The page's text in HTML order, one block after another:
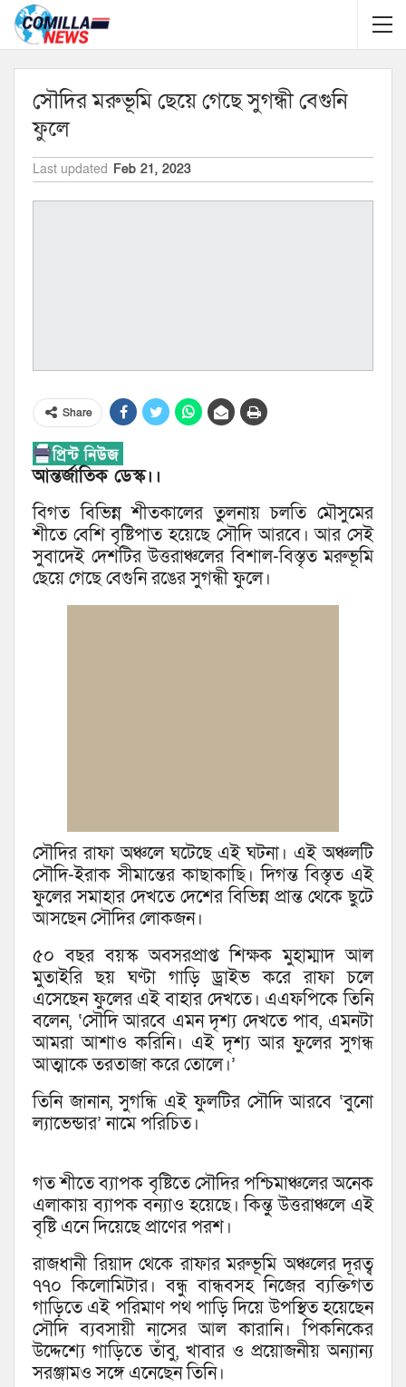
সৌদির মরুভূমি ছেয়ে গেছে সুগন্ধী বেগুনি
ফুলে
Last updated Feb 21, 2023
Share
আন্তর্জাতিক ডেস্ক।।
বিগত বিভিন্ন শীতকালের তুলনায় চলতি মৌসুমের
শীতে বেশি বৃষ্টিপাত হয়েছে সৌদি আরবে। আর সেই
সুবাদেই দেশটির উত্তরাঞ্চলের বিশাল-বিস্তৃত মরুভূমি
ছেয়ে গেছে বেগুনি রঙের সুগন্ধী ফুলে।
সৌদির রাফা অঞ্চলে ঘটেছে এই ঘটনা। এই অঞ্চলটি
সৌদি-ইরাক সীমান্তের কাছাকাছি। দিগন্ত বিস্তৃত এই
ফুলের সমাহার দেখতে দেশের বিভিন্ন প্রান্ত থেকে ছুটে
আসছেন সৌদির লোকজন।
৫০ বছর বয়স্ক অবসরপ্রাপ্ত শিক্ষক মুহাম্মাদ আল
মুতাইরি ছয় ঘণ্টা গাড়ি ড্রাইভ করে রাফা চলে
এসেছেন ফুলের এই বাহার দেখতে। এএফপিকে তিনি
বলেন, ‘সৌদি আরবে এমন দৃশ্য দেখতে পাব, এমনটা
আমরা আশাও করিনি। এই দৃশ্য আর ফুলের সুগন্ধ
আত্মাকে তরতাজা করে তোলে।’
তিনি জানান, সুগন্ধি এই ফুলটির সৌদি আরবে ‘বুনো
ল্যাভেন্ডার’ নামে পরিচিত।
গত শীতে ব্যাপক বৃষ্টিতে সৌদির পশ্চিমাঞ্চলের অনেক
এলাকায় ব্যাপক বন্যাও হয়েছে। কিন্তু উত্তরাঞ্চলে এই
বৃষ্টি এনে দিয়েছে প্রাণের পরশ।
রাজধানী রিয়াদ থেকে রাফার মরুভূমি অঞ্চলের দূরত্ব
৭৭০ কিলোমিটার। বন্ধু বান্ধবসহ নিজের ব্যক্তিগত
গাড়িতে এই পরিমাণ পথ পাড়ি দিয়ে উপস্থিত হয়েছেন
সৌদি ব্যবসায়ী নাসের আল কারানি। পিকনিকের
উদ্দেশ্যে গাড়িতে তাঁবু, খাবার ও প্রয়োজনীয় অন্যান্য
সরঞ্জামও সঙ্গে এনেছেন তিনি।